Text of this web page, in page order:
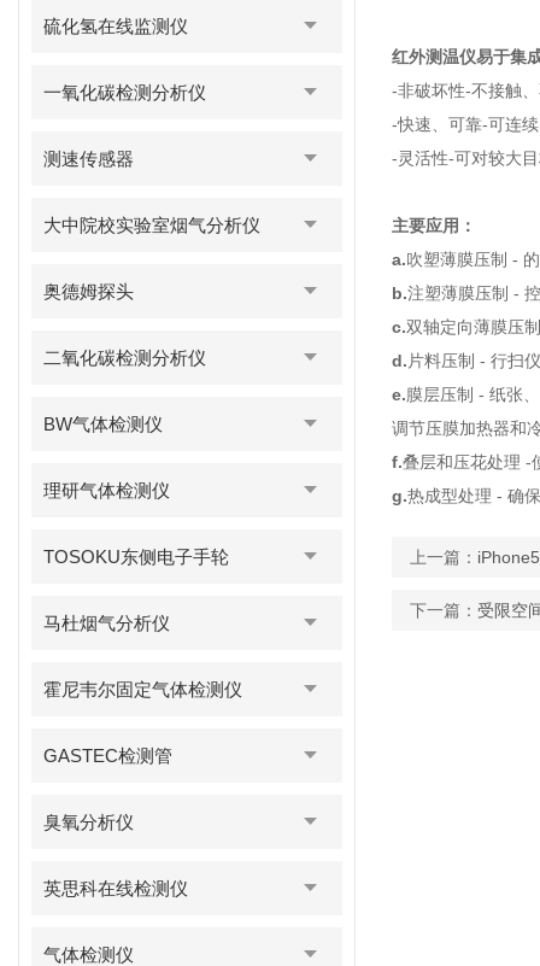
硫化氢在线监测仪
一氧化碳检测分析仪
测速传感器
大中院校实验室烟气分析仪
奥德姆探头
二氧化碳检测分析仪
BW气体检测仪
理研气体检测仪
TOSOKU东侧电子手轮
马杜烟气分析仪
霍尼韦尔固定气体检测仪
GASTEC检测管
臭氧分析仪
英思科在线检测仪
气体检测仪
红外测温仪易于集
-非破坏性-不接触
-快速、可靠-可连
-灵活性-可对较大
主要应用：
a.吹塑薄膜压制 -
b.注塑薄膜压制 -
c.双轴定向薄膜压
d. 片料压制 - 行扫
e.膜层压制 - 纸张
调节压膜加热器和
f.叠层和压花处理 -
g.热成型处理 - 确
上一篇：
下一篇： 受限空